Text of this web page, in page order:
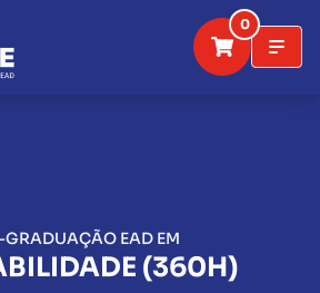
0
GRADUAÇÃO EAD EM
(360H)